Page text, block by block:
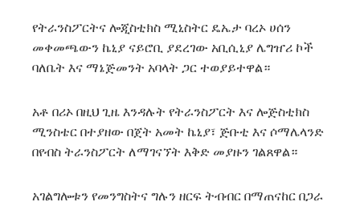
የትራንስፖርትና ሎጂስቲክስ ሚኒስትር ዴኤታ ባረኦ ሀሰን
መቀመጫውን ኬኒያ ናይሮቢ ያደረገው አቢሲኒያ ሌግዠሪ ኮች
ባለቤት እና ማኔጅመንት አባላት ጋር ተወያይተዋል።
አቶ በሪኦ በዚህ ጊዜ እንዳሉት የትራንስፖርት እና ሎጅስቲክስ
ሚንስቴር በተያዘው በጀት አመት ኬኒያ፣ ጅቡቲ እና ሶማሌላንድ
በየብስ ትራንስፖርት ለማገናኘት እቅድ መያዙን ገልጸዋል።
አገልግሎቱን የመንግስትና ግሉን ዘርፍ ትብብር በማጠናከር በጋራ